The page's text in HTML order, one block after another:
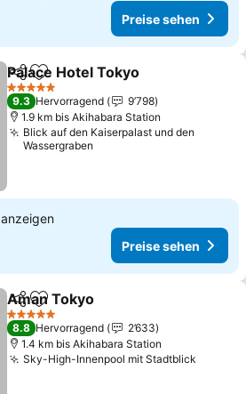
Preise sehen
TeilenZu Favoriten hinzufügen
Palace Hotel Tokyo
5 Sterne
9.3 Hervorragend
9’798
1.9 km bis Akihabara Station
Blick auf den Kaiserpalast und den
Wassergraben
anzeigen
Preise sehen
TeilenZu Favoriten hinzufügen
Aman Tokyo
5 Sterne
8.8 Hervorragend
2’633
1.4 km bis Akihabara Station
Sky-High-Innenpool mit Stadtblick